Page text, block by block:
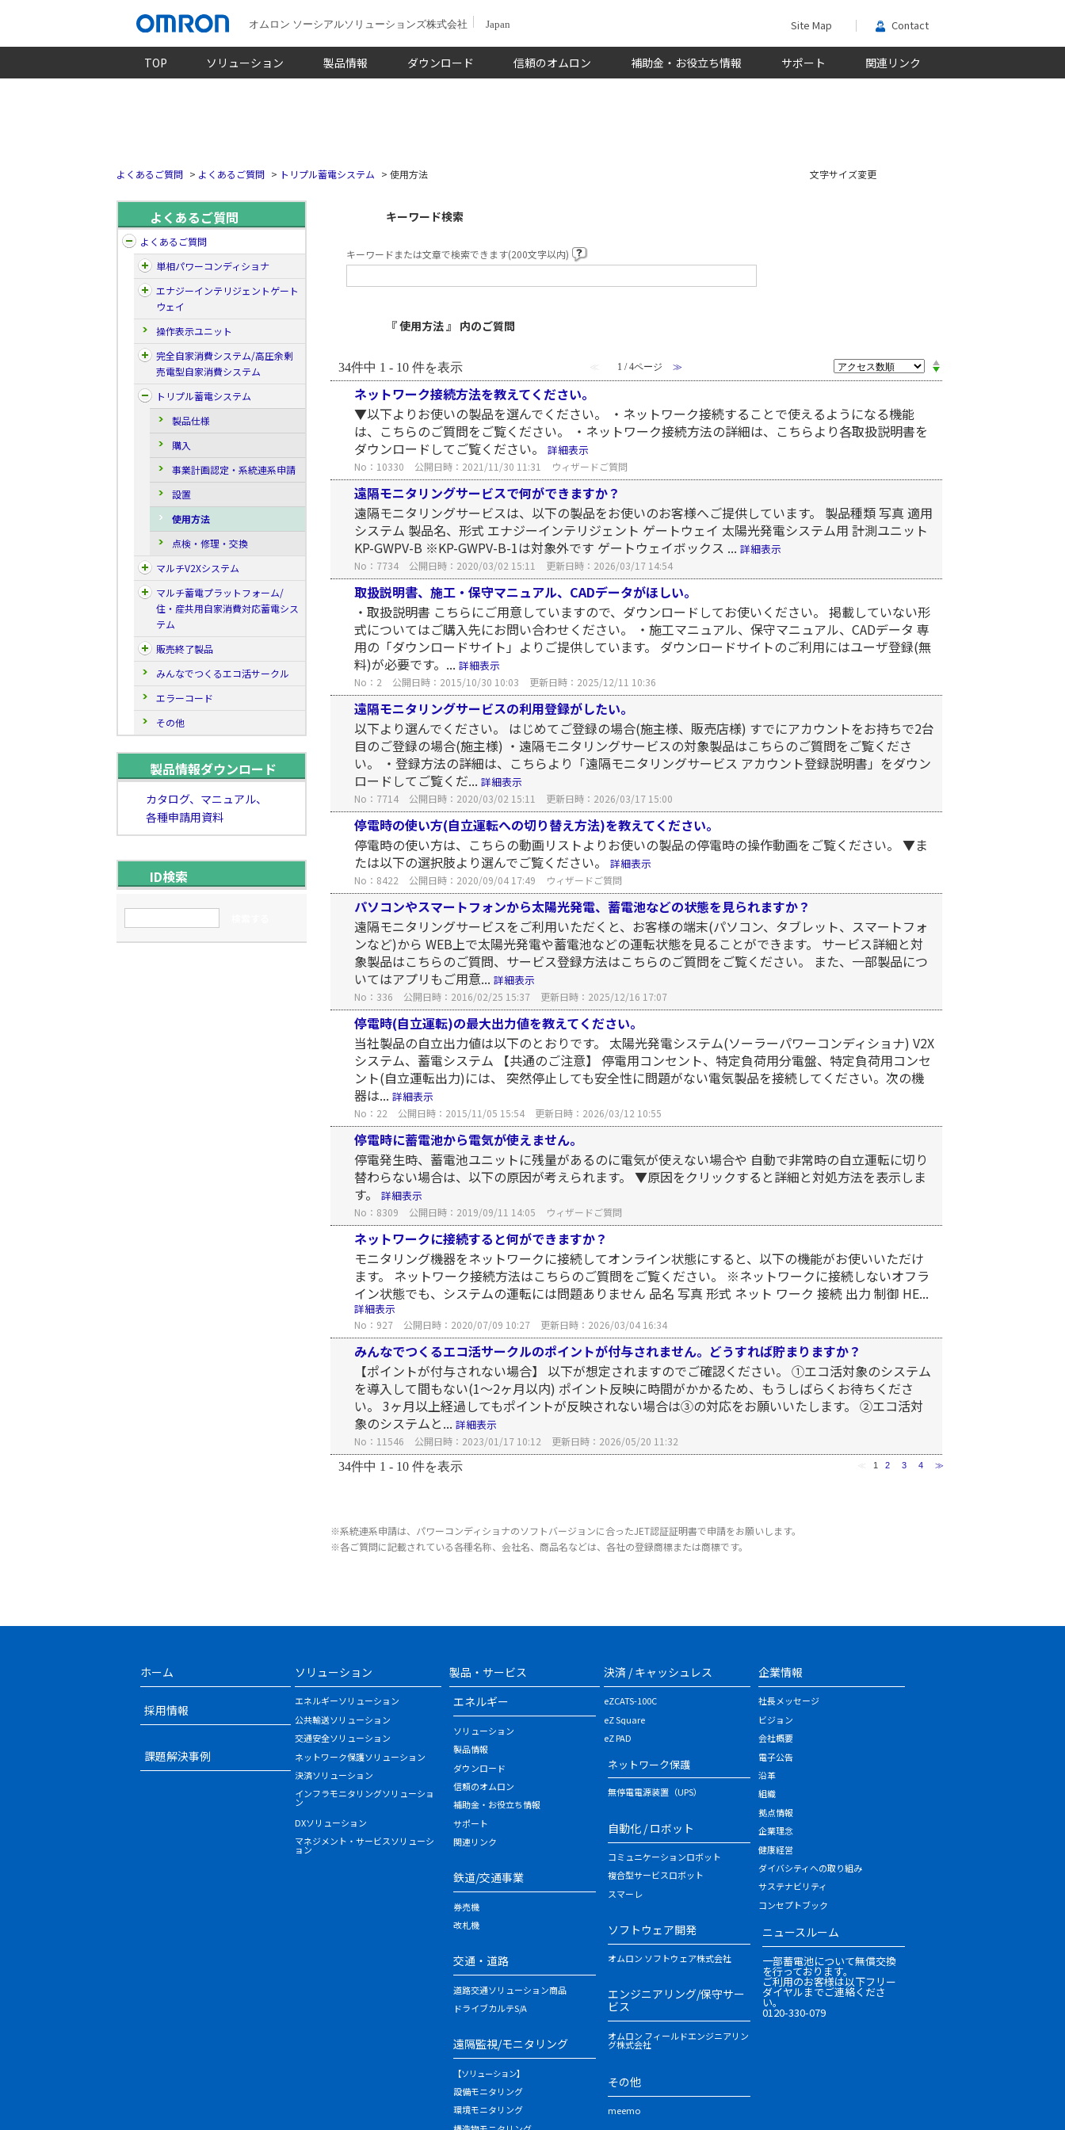
オムロン ソーシアルソリューションズ株式会社 Japan Site Map Contact
TOP ソリューション 製品情報 ダウンロード 信頼のオムロン 補助金・お役立ち情報 サポート 関連リンク
文字サイズ変更
よくあるご質問 > よくあるご質問 > トリプル蓄電システム > 使用方法
よくあるご質問
よくあるご質問
単相パワーコンディショナ
エナジーインテリジェントゲート
ウェイ
操作表示ユニット
完全自家消費システム/高圧余剰
売電型自家消費システム
トリプル蓄電システム
製品仕様
購入
事業計画認定・系統連系申請
設置
使用方法
点検・修理・交換
マルチV2Xシステム
マルチ蓄電プラットフォーム/
住・産共用自家消費対応蓄電シス
テム
販売終了製品
みんなでつくるエコ活サークル
エラーコード
その他
製品情報ダウンロード
カタログ、マニュアル、
各種申請用資料
ID検索
キーワード検索
キーワードまたは文章で検索できます(200文字以内)
『 使用方法 』 内のご質問
34件中 1 - 10 件を表示 ≪ 1 / 4ページ ≫
ネットワーク接続方法を教えてください。
▼以下よりお使いの製品を選んでください。 ・ネットワーク接続することで使えるようになる機能
は、こちらのご質問をご覧ください。 ・ネットワーク接続方法の詳細は、こちらより各取扱説明書を
ダウンロードしてご覧ください。
詳細表示
No：10330 公開日時：2021/11/30 11:31 ウィザードご質問
遠隔モニタリングサービスで何ができますか？
遠隔モニタリングサービスは、以下の製品をお使いのお客様へご提供しています。 製品種類 写真 適用
システム 製品名、形式 エナジーインテリジェント ゲートウェイ 太陽光発電システム用 計測ユニット
KP-GWPV-B ※KP-GWPV-B-1は対象外です ゲートウェイボックス ... 詳細表示
No：7734 公開日時：2020/03/02 15:11 更新日時：2026/03/17 14:54
取扱説明書、施工・保守マニュアル、CADデータがほしい。
・取扱説明書 こちらにご用意していますので、ダウンロードしてお使いください。 掲載していない形
式についてはご購入先にお問い合わせください。 ・施工マニュアル、保守マニュアル、CADデータ 専
用の「ダウンロードサイト」よりご提供しています。 ダウンロードサイトのご利用にはユーザ登録(無
料)が必要です。... 詳細表示
No：2 公開日時：2015/10/30 10:03 更新日時：2025/12/11 10:36
遠隔モニタリングサービスの利用登録がしたい。
以下より選んでください。 はじめてご登録の場合(施主様、販売店様) すでにアカウントをお持ちで2台
目のご登録の場合(施主様) ・遠隔モニタリングサービスの対象製品はこちらのご質問をご覧くださ
い。 ・登録方法の詳細は、こちらより「遠隔モニタリングサービス アカウント登録説明書」をダウン
ロードしてご覧くだ... 詳細表示
No：7714 公開日時：2020/03/02 15:11 更新日時：2026/03/17 15:00
停電時の使い方(自立運転への切り替え方法)を教えてください。
停電時の使い方は、こちらの動画リストよりお使いの製品の停電時の操作動画をご覧ください。 ▼ま
たは以下の選択肢より選んでご覧ください。
詳細表示
No：8422 公開日時：2020/09/04 17:49 ウィザードご質問
パソコンやスマートフォンから太陽光発電、蓄電池などの状態を見られますか？
遠隔モニタリングサービスをご利用いただくと、お客様の端末(パソコン、タブレット、スマートフォ
ンなど)から WEB上で太陽光発電や蓄電池などの運転状態を見ることができます。 サービス詳細と対
象製品はこちらのご質問、サービス登録方法はこちらのご質問をご覧ください。 また、一部製品につ
いてはアプリもご用意... 詳細表示
No：336 公開日時：2016/02/25 15:37 更新日時：2025/12/16 17:07
停電時(自立運転)の最大出力値を教えてください。
当社製品の自立出力値は以下のとおりです。 太陽光発電システム(ソーラーパワーコンディショナ) V2X
システム、蓄電システム 【共通のご注意】 停電用コンセント、特定負荷用分電盤、特定負荷用コンセ
ント(自立運転出力)には、 突然停止しても安全性に問題がない電気製品を接続してください。次の機
器は... 詳細表示
No：22 公開日時：2015/11/05 15:54 更新日時：2026/03/12 10:55
停電時に蓄電池から電気が使えません。
停電発生時、蓄電池ユニットに残量があるのに電気が使えない場合や 自動で非常時の自立運転に切り
替わらない場合は、以下の原因が考えられます。 ▼原因をクリックすると詳細と対処方法を表示しま
す。
詳細表示
No：8309 公開日時：2019/09/11 14:05 ウィザードご質問
ネットワークに接続すると何ができますか？
モニタリング機器をネットワークに接続してオンライン状態にすると、以下の機能がお使いいただけ
ます。 ネットワーク接続方法はこちらのご質問をご覧ください。 ※ネットワークに接続しないオフラ
イン状態でも、システムの運転には問題ありません 品名 写真 形式 ネット ワーク 接続 出力 制御 HE...
詳細表示
No：927 公開日時：2020/07/09 10:27 更新日時：2026/03/04 16:34
みんなでつくるエコ活サークルのポイントが付与されません。どうすれば貯まりますか？
【ポイントが付与されない場合】 以下が想定されますのでご確認ください。 ①エコ活対象のシステム
を導入して間もない(1～2ヶ月以内) ポイント反映に時間がかかるため、もうしばらくお待ちくださ
い。 3ヶ月以上経過してもポイントが反映されない場合は③の対応をお願いいたします。 ②エコ活対
象のシステムと... 詳細表示
No：11546 公開日時：2023/01/17 10:12
更新日時：2026/05/20 11:32
34件中 1 - 10 件を表示
1 2 3 4 ≫
※系統連系申請は、パワーコンディショナのソフトバージョンに合ったJET認証証明書で申請をお願いします。
※各ご質問に記載されている各種名称、会社名、商品名などは、各社の登録商標または商標です。
ホーム
採用情報
課題解決事例
ソリューション
エネルギーソリューション
公共輸送ソリューション
交通安全ソリューション
ネットワーク保護ソリューション
決済ソリューション
インフラモニタリングソリューショ
ン
DXソリューション
マネジメント・サービスソリューシ
ョン
製品・サービス
エネルギー
ソリューション
製品情報
ダウンロード
信頼のオムロン
補助金・お役立ち情報
サポート
関連リンク
鉄道/交通事業
券売機
改札機
交通・道路
道路交通ソリューション商品
ドライブカルテS/A
遠隔監視/モニタリング
【ソリューション】
設備モニタリング
環境モニタリング
決済 / キャッシュレス
eZCATS-100C
eZ Square
eZ PAD
ネットワーク保護
無停電電源装置（UPS）
自動化 / ロボット
コミュニケーションロボット
複合型サービスロボット
スマーレ
ソフトウェア開発
オムロン ソフトウェア株式会社
エンジニアリング/保守サー
ビス
オムロン フィールドエンジニアリン
グ株式会社
その他
meemo
企業情報
社長メッセージ
ビジョン
会社概要
電子公告
沿革
組織
拠点情報
企業理念
健康経営
ダイバシティへの取り組み
サステナビリティ
コンセプトブック
ニュースルーム
一部蓄電池について無償交換
を行っております。
ご利用のお客様は以下フリー
ダイヤルまでご連絡くださ
い。
0120-330-079